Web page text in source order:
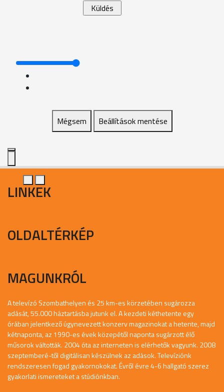
Mégsem Beállítások mentése
LINKEK
OLDALTÉRKÉP
MAGUNKRÓL
A televízó Szombathelyen és 25 km-es körzetében sugározza
adását, 55.000 háztartásba jutunk el. A kezdeti kéthetente egy
órában jelentkező úgynevezett konzerv magazinokat a hetente, majd
kétnaponta, az 1990-es évek közepétől naponta sugárzott élő
műsorok váltották. 2004 óta az interneten is elérhetők vagyunk. 2008
szeptemberé-től digitálisan készülnek az adások. Televíziónk
rendszeresen fogad gyakornokokat. Évről évre 4-6 hallgató szerez
gyakorlati ismereteket a stúdiónkban.